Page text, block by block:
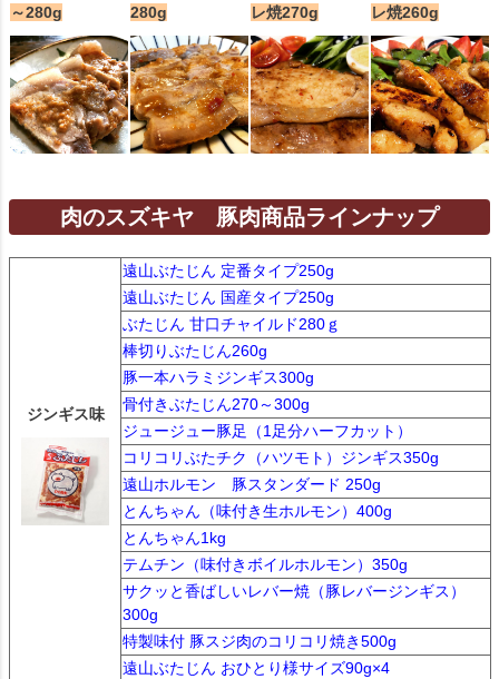
～280g
280g
レ焼270g
レ焼260g
肉のスズキヤ 豚肉商品ラインナップ
ジンギス味
遠山ぶたじん 定番タイプ250g
遠山ぶたじん 国産タイプ250g
ぶたじん 甘口チャイルド280ｇ
棒切りぶたじん260g
豚一本ハラミジンギス300g
骨付きぶたじん270～300g
ジュージュー豚足（1足分ハーフカット）
コリコリぶたチク（ハツモト）ジンギス350g
遠山ホルモン 豚スタンダード 250g
とんちゃん（味付き生ホルモン）400g
とんちゃん1kg
テムチン（味付きボイルホルモン）350g
サクッと香ばしいレバー焼（豚レバージンギス）
300g
特製味付 豚スジ肉のコリコリ焼き500g
遠山ぶたじん おひとり様サイズ90g×4